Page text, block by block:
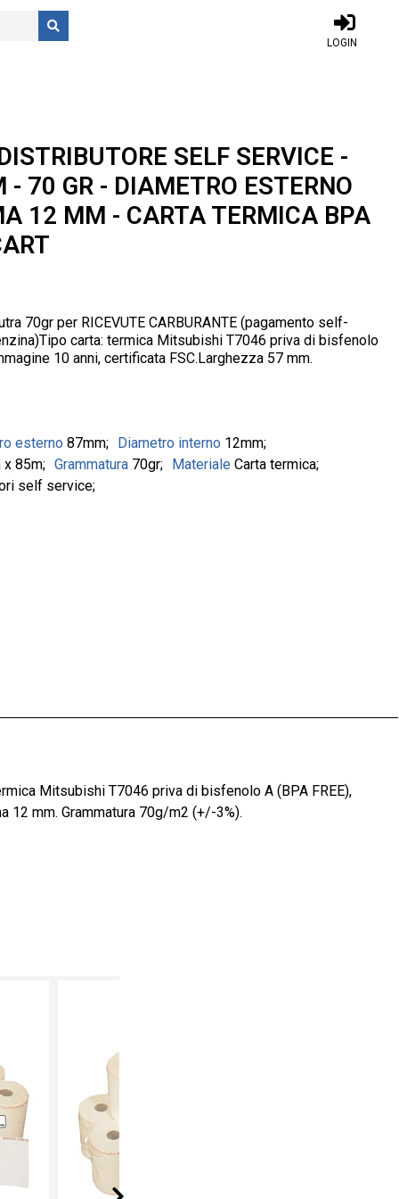
LOGIN
SELF SERVICE -
70 GR - DIAMETRO ESTERNO
12 MM - CARTA TERMICA BPA
70gr per RICEVUTE CARBURANTE (pagamento self-
carta: termica Mitsubishi T7046 priva di bisfenolo
10 anni, certificata FSC.Larghezza 57 mm.
esterno 87mm Diametro interno 12mm
x 85m Grammatura 70gr Materiale Carta termica
self service
Mitsubishi T7046 priva di bisfenolo A (BPA FREE),
12 mm. Grammatura 70g/m2 (+/-3%).